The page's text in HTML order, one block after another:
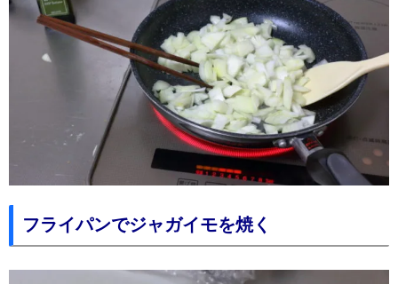
フライパンでジャガイモを焼く